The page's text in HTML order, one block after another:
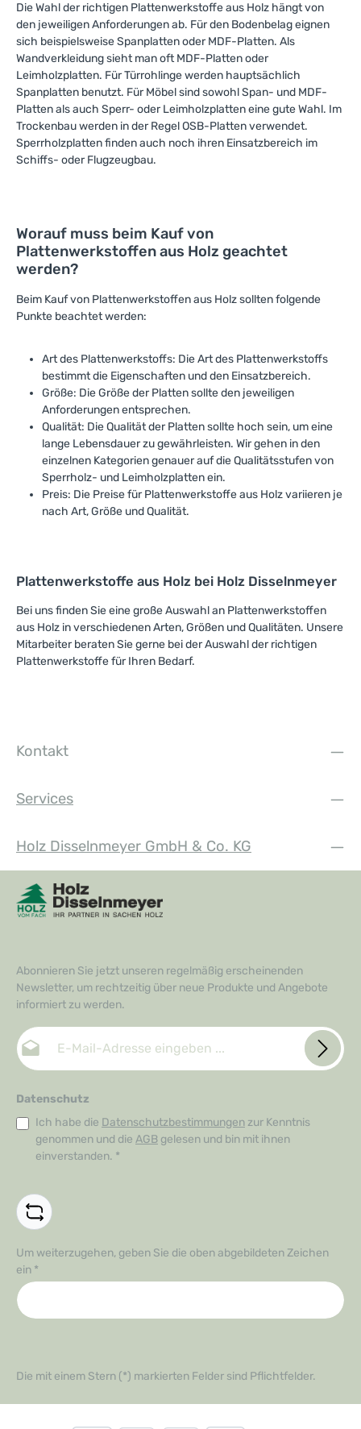
Die Wahl der richtigen Plattenwerkstoffe aus Holz hängt von
den jeweiligen Anforderungen ab. Für den Bodenbelag eignen
sich beispielsweise Spanplatten oder MDF-Platten. Als
Wandverkleidung sieht man oft MDF-Platten oder
Leimholzplatten. Für Türrohlinge werden hauptsächlich
Spanplatten benutzt. Für Möbel sind sowohl Span- und MDF-
Platten als auch Sperr- oder Leimholzplatten eine gute Wahl. Im
Trockenbau werden in der Regel OSB-Platten verwendet.
Sperrholzplatten finden auch noch ihren Einsatzbereich im
Schiffs- oder Flugzeugbau.
Worauf muss beim Kauf von
Plattenwerkstoffen aus Holz geachtet
werden?
Beim Kauf von Plattenwerkstoffen aus Holz sollten folgende
Punkte beachtet werden:
Art des Plattenwerkstoffs: Die Art des Plattenwerkstoffs
bestimmt die Eigenschaften und den Einsatzbereich.
Größe: Die Größe der Platten sollte den jeweiligen
Anforderungen entsprechen.
Qualität: Die Qualität der Platten sollte hoch sein, um eine
lange Lebensdauer zu gewährleisten. Wir gehen in den
einzelnen Kategorien genauer auf die Qualitätsstufen von
Sperrholz- und Leimholzplatten ein.
Preis: Die Preise für Plattenwerkstoffe aus Holz variieren je
nach Art, Größe und Qualität.
Plattenwerkstoffe aus Holz bei Holz Disselnmeyer
Bei uns finden Sie eine große Auswahl an Plattenwerkstoffen
aus Holz in verschiedenen Arten, Größen und Qualitäten. Unsere
Mitarbeiter beraten Sie gerne bei der Auswahl der richtigen
Plattenwerkstoffe für Ihren Bedarf.
Kontakt
Services
Holz Disselnmeyer GmbH & Co. KG
Abonnieren Sie jetzt unseren regelmäßig erscheinenden
Newsletter, um rechtzeitig über neue Produkte und Angebote
informiert zu werden.
E-Mail-Adresse*
Datenschutz
Ich habe die Datenschutzbestimmungen zur Kenntnis
genommen und die AGB gelesen und bin mit ihnen
einverstanden. *
Um weiterzugehen, geben Sie die oben abgebildeten Zeichen
ein *
Die mit einem Stern (*) markierten Felder sind Pflichtfelder.